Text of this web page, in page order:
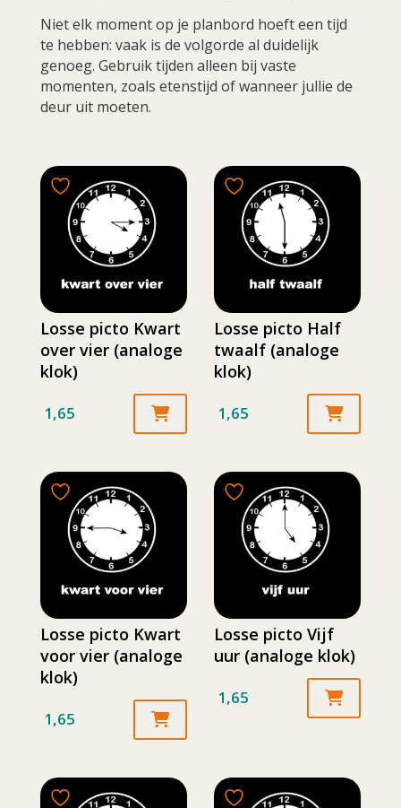
Niet elk moment op je planbord hoeft een tijd
te hebben: vaak is de volgorde al duidelijk
genoeg. Gebruik tijden alleen bij vaste
momenten, zoals etenstijd of wanneer jullie de
deur uit moeten.
Losse picto Kwart
over vier (analoge
klok)
1,65
Losse picto Half
twaalf (analoge
klok)
1,65
Losse picto Kwart
voor vier (analoge
klok)
1,65
Losse picto Vijf
uur (analoge klok)
1,65